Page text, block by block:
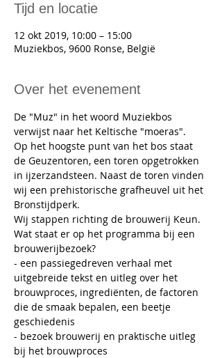
Tijd en locatie
12 okt 2019, 10:00 – 15:00
Muziekbos, 9600 Ronse, België
Over het evenement
De "Muz" in het woord Muziekbos
verwijst naar het Keltische "moeras".
Op het hoogste punt van het bos staat
de Geuzentoren, een toren opgetrokken
in ijzerzandsteen. Naast de toren vinden
wij een prehistorische grafheuvel uit het
Bronstijdperk.
Wij stappen richting de brouwerij Keun.
Wat staat er op het programma bij een
brouwerijbezoek?
- een passiegedreven verhaal met
uitgebreide tekst en uitleg over het
brouwproces, ingrediënten, de factoren
die de smaak bepalen, een beetje
geschiedenis
- bezoek brouwerij en praktische uitleg
bij het brouwproces